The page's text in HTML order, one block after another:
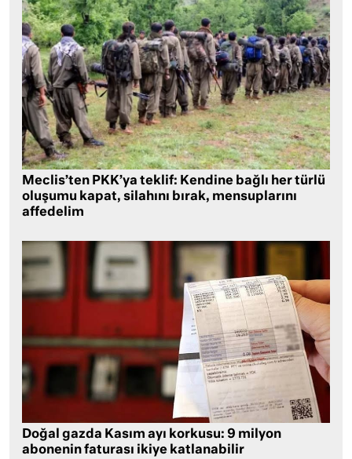
Meclis’ten PKK’ya teklif: Kendine bağlı her türlü
oluşumu kapat, silahını bırak, mensuplarını
affedelim
Doğal gazda Kasım ayı korkusu: 9 milyon
abonenin faturası ikiye katlanabilir